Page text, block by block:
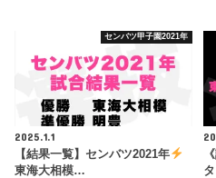
センバツ甲子園2021年
2025.1.1
【結果一覧】センバツ2021年
東海大相模…